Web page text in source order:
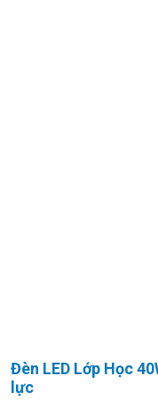
Đèn LED Lớp Học
lực